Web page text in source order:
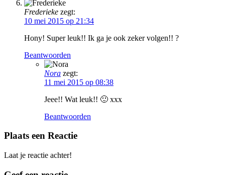
Frederieke zegt:
10 mei 2015 op 21:34
Hony! Super leuk!! Ik ga je ook zeker volgen!! ?
Beantwoorden
Nora zegt:
11 mei 2015 op 08:38
Jeee!! Wat leuk!! 🙂 xxx
Beantwoorden
Plaats een Reactie
Laat je reactie achter!